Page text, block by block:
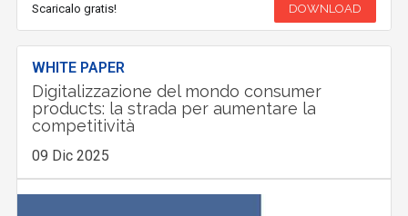
Scaricalo gratis! DOWNLOAD
WHITE PAPER
Digitalizzazione del mondo consumer
products: la strada per aumentare la
competitività
09 Dic 2025